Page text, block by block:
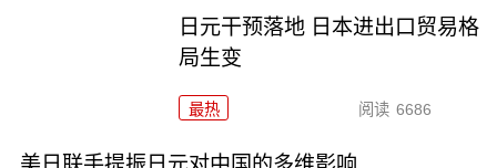
日元干预落地 日本进出口贸易格
局生变
最热 阅读 6686